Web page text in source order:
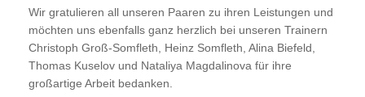
Wir gratulieren all unseren Paaren zu ihren Leistungen und
möchten uns ebenfalls ganz herzlich bei unseren Trainern
Christoph Groß-Somfleth, Heinz Somfleth, Alina Biefeld,
Thomas Kuselov und Nataliya Magdalinova für ihre
großartige Arbeit bedanken.